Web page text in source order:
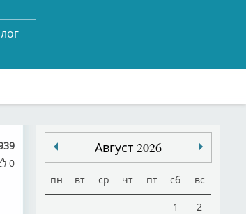
0
Август 2026
пн вт ср чт пт сб вс
1
2